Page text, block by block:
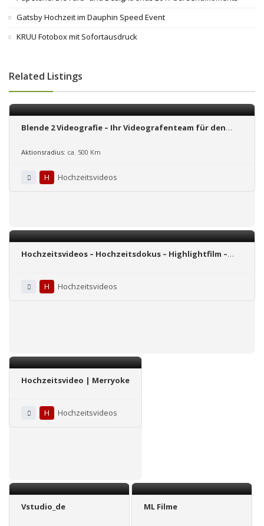
Gatsby Hochzeit im Dauphin Speed Event
KRUU Fotobox mit Sofortausdruck
Related Listings
Blende 2 Videografie – Ihr Videografenteam für den
Aktionsradius: ca. 500 Km
H Hochzeitsvideos
Hochzeitsvideos – Hochzeitsdokus – Highlightfilm –
H
Hochzeitsvideos
Hochzeitsvideo | Merryoke
H Hochzeitsvideos
Vstudio_de ML Filme